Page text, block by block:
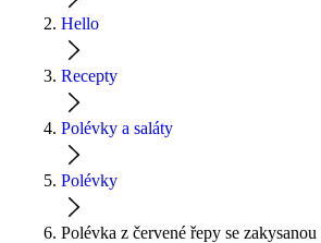
Hello
Recepty
Polévky a saláty
Polévky
Polévka z červené řepy se zakysanou